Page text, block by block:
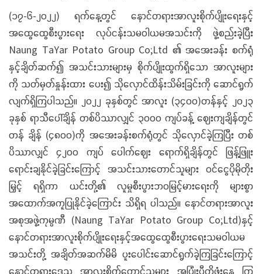
(၁၇-၆-၂၀၂၂) ရက်နေ့တွင် နောင်တရားအာလူးစိုက်ပျိုးရေးနှင့်
အထွေထွေစီးပွားရေး လုပ်ငန်းသမဝါယမအသင်းကို ဖွဲ့စည်းခဲ့ပြီး
Naung TaYar Potato Group Co;Ltd ၏ အအေးခန်း စက်ရုံ
နှင့်ချိတ်ဆက်၍ အသင်းသားများမှ စိုက်ပျိုးထွက်ရှိသော အာလူးများ
ကို သတ်မှတ်နှုန်းထား ပေး၍ သိုလှောင်ထိန်းသိမ်းခြင်းကို ဆောင်ရွက်
လျက်ရှိကြပါသည်။ ၂၀၂၂ ခုနှစ်တွင် အာလူး (၃၄၀၀)တန်နှင့် ၂၀၂၃
ခုနှစ် ရာသီပေါ်ချိန် တစ်ပိဿာလျှင် ၃၀၀၀ ကျပ်ခန့် ဈေးကျချိန်တွင်
တန် ချိန် (၄၈၀၀)ကို အအေးခန်းစက်ရုံတွင် သိုလှောင်ခဲ့ကြပြီး တစ်
ပိဿာလျှင် ၄၂၀၀ ကျပ် ပေါက်ဈေး ရောက်ရှိချိန်တွင် ဖြန့်ဖြူး
ရောင်းချနိုင်ခဲ့ခြင်းကြောင့် အသင်းသားတောင်သူများ ဝင်ငွေပိုမိုတိုး
မြှင့် ရရှိကာ ယင်းတို့၏ လူမှုစီးပွားဘဝမြင့်မားရေးကို များစွာ
အထောက်အကူပြုနိုင်ခဲ့ကြောင်း သိရှိရ ပါသည်။ နောင်တရားအာလူး
အစုအဖွဲ့ကုမ္ပဏီ (Naung TaYar Potato Group Co;Ltd)နှင့်
နောင်တရားအာလူးစိုက်ပျိုးရေးနှင့်အထွေထွေစီးပွားရေးသမဝါယမ
အသင်းတို့ အချိတ်အဆက်မိမိ ပူးပေါင်းဆောင်ရွက်ခဲ့ကြခြင်းကြောင့်
နောင်တရားဒေသ အာလူးစိုက်တောင်သူများ အပြုံးပီတိဖုံးနေ ကြ